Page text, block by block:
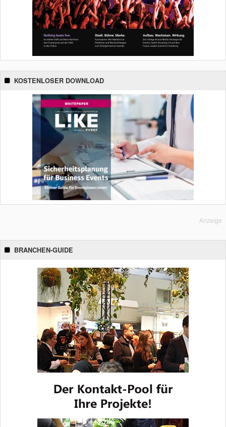
KOSTENLOSER DOWNLOAD
Anzeige
BRANCHEN-GUIDE